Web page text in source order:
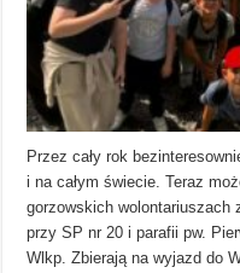
Przez cały rok
i na całym świecie. Teraz
gorzowskich wolontariuszach
przy SP nr 20 i parafii pw.
Wlkp. Zbierają na wyjazd do